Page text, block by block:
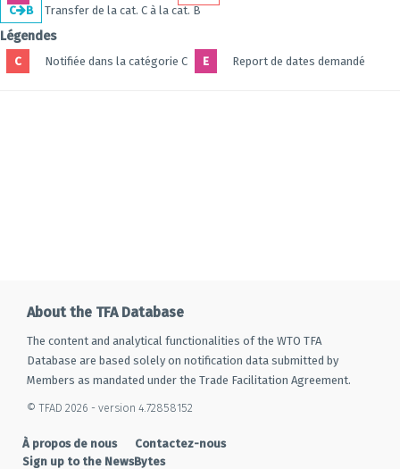
C
B Transfer de la cat. C à la cat. B
Légendes
C Notifiée dans la catégorie C E Report de dates demandé
About the TFA Database
The content and analytical functionalities of the WTO TFA
Database are based solely on notification data submitted by
Members as mandated under the Trade Facilitation Agreement.
© TFAD 2026 - version 4.72858152
À propos de nous
Contactez-nous
Sign up to the NewsBytes